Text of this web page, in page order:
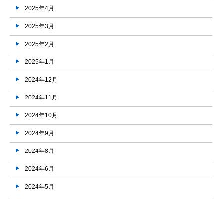
2025年4月
2025年3月
2025年2月
2025年1月
2024年12月
2024年11月
2024年10月
2024年9月
2024年8月
2024年6月
2024年5月